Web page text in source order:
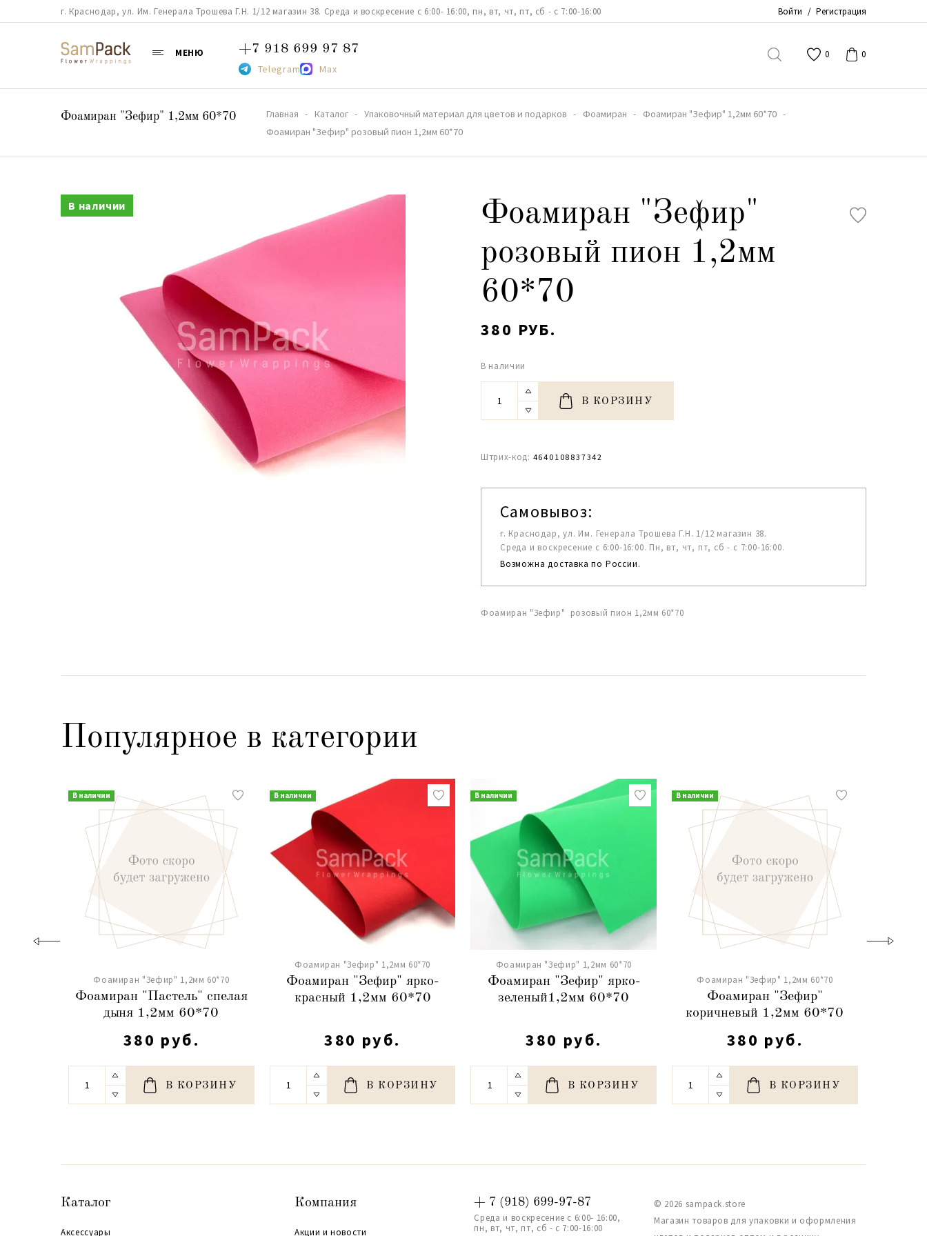
г. Краснодар, ул. Им. Генерала Трошева Г.Н. 1/12 магазин 38. Среда и воскресение с 6:00- 16:00, пн, вт, чт, пт, сб - с 7:00-16:00 Войти / Регистрация
МЕНЮ +7 918 699 97 87
Telegram Max
0 0
Фоамиран "Зефир" 1,2мм 60*70 Главная Каталог Упаковочный материал для цветов и подарков Фоамиран
Фоамиран "Зефир" 1,2мм 60*70
Фоамиран "Зефир" розовый пион 1,2мм 60*70
В наличии
Фоамиран "Зефир"
розовый пион 1,2мм
60*70
380 РУБ.
В наличии
В КОРЗИНУ
Штрих-код: 4640108837342
Самовывоз:
г. Краснодар, ул. Им. Генерала Трошева Г.Н. 1/12 магазин 38.
Среда и воскресение с 6:00-16:00. Пн, вт, чт, пт, сб - с 7:00-16:00.
Возможна доставка по России.
Фоамиран "Зефир" розовый пион 1,2мм 60*70
Популярное в категории
В наличии
Фоамиран "Зефир" 1,2мм 60*70
Фоамиран "Пастель" спелая
дыня 1,2мм 60*70
380 руб.
В КОРЗИНУ
В наличии
Фоамиран "Зефир" 1,2мм 60*70
Фоамиран "Зефир" ярко-
красный 1,2мм 60*70
380 руб.
В КОРЗИНУ
В наличии
Фоамиран "Зефир" 1,2мм 60*70
Фоамиран "Зефир" ярко-
зеленый1,2мм 60*70
380 руб.
В КОРЗИНУ
В наличии
Фоамиран "Зефир" 1,2мм 60*70
Фоамиран "Зефир"
коричневый 1,2мм 60*70
380 руб.
В КОРЗИНУ
Каталог
Аксессуары
Компания
Акции и новости
+ 7 (918) 699-97-87
Среда и воскресение с 6:00- 16:00,
пн, вт, чт, пт, сб - с 7:00-16:00
© 2026 sampack.store
Магазин товаров для упаковки и оформления